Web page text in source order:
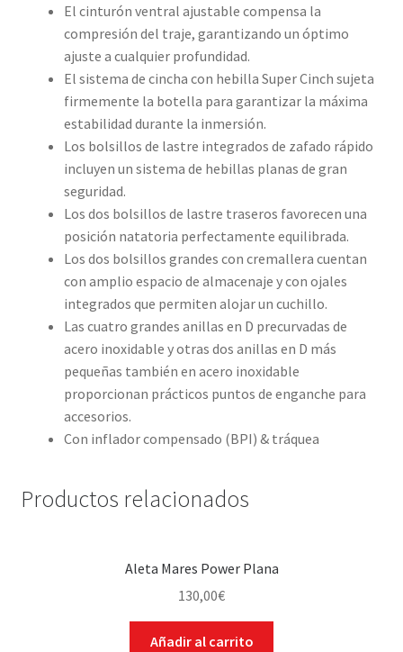
El cinturón ventral ajustable compensa la
compresión del traje, garantizando un óptimo
ajuste a cualquier profundidad.
El sistema de cincha con hebilla Super Cinch sujeta
firmemente la botella para garantizar la máxima
estabilidad durante la inmersión.
Los bolsillos de lastre integrados de zafado rápido
incluyen un sistema de hebillas planas de gran
seguridad.
Los dos bolsillos de lastre traseros favorecen una
posición natatoria perfectamente equilibrada.
Los dos bolsillos grandes con cremallera cuentan
con amplio espacio de almacenaje y con ojales
integrados que permiten alojar un cuchillo.
Las cuatro grandes anillas en D precurvadas de
acero inoxidable y otras dos anillas en D más
pequeñas también en acero inoxidable
proporcionan prácticos puntos de enganche para
accesorios.
Con inflador compensado (BPI) & tráquea
Productos relacionados
Aleta Mares Power Plana
130,00€
Añadir al carrito